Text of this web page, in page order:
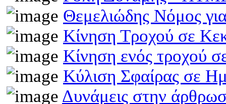
Θεμελιώδης Νόμος
Κίνηση Τροχού σε
Κίνηση ενός τροχού
Κύλιση Σφαίρας σε
Δυνάμεις στην